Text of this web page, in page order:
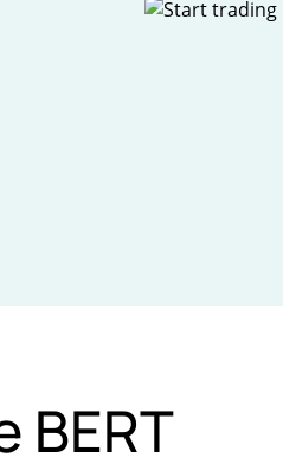
BERT